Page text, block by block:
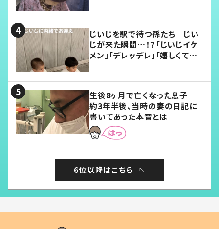
じいじを駅で待つ孫たち じい
じが来た瞬間…！？「じいじイケ
メン」「デレッデレ」「嬉しくて可
生後8ヶ月で亡くなった息子
約3年半後、当時の妻の日記に
書いてあった本音とは
6位以降はこちら